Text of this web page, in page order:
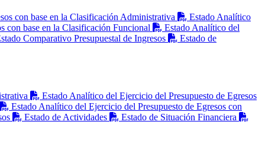
con base en la Clasificación Administrativa
Estado Analítico
con base en la Clasificación Funcional
Estado Analítico del
Comparativo Presupuestal de Ingresos
Estado de
Estado Analítico del Ejercicio del Presupuesto de Egresos
Estado Analítico del Ejercicio del Presupuesto de Egresos con
Estado de Actividades Estado de Situación Financiera